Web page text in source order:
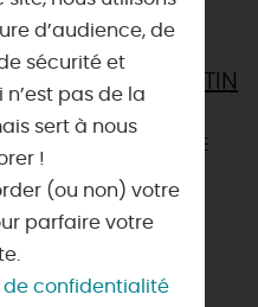
AUSSI
EGLISE SAINT-MARTIN
DE CHARSONVILLE
45130 - CHARSONVILLE
d’audience, de
sécurité et
pas de la
sert à nous
!
(ou non) votre
parfaire votre
confidentialité